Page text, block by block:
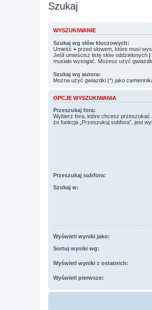
Szukaj
WYSZUKIWANIE
Szukaj wg słów kluczowych:
Umieść + przed słowem, które musi
Jeśli umieścisz listę słów oddzielonych |
musiało wystąpić. Możesz użyć
Szukaj wg autora:
Można użyć gwiazdki (*) jako
OPCJE WYSZUKIWANIA
Przeszukaj fora:
Wybierz fora, które chcesz
że funkcja „Przeszukuj subfora”, jest
Przeszukaj subfora:
Szukaj w:
Wyświetl wyniki jako:
Sortuj wyniki wg:
Wyświetl wyniki z ostatnich:
Wyświetl pierwsze: